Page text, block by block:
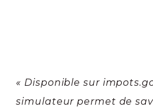
« Disponible sur
simulateur permet de